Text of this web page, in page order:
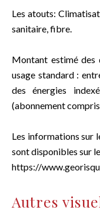
Les atouts:
sanitaire, fibre.
Montant estimé des
usage standard :
des énergies
(abonnement
Les informations sur
sont disponibles sur
https://
Autres